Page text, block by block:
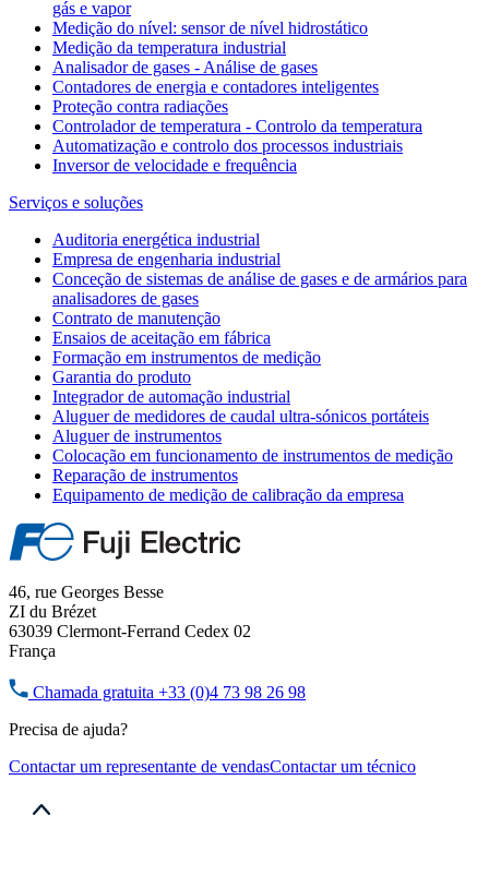
gás e vapor
Medição do nível: sensor de nível hidrostático
Medição da temperatura industrial
Analisador de gases - Análise de gases
Contadores de energia e contadores inteligentes
Proteção contra radiações
Controlador de temperatura - Controlo da temperatura
Automatização e controlo dos processos industriais
Inversor de velocidade e frequência
Serviços e soluções
Auditoria energética industrial
Empresa de engenharia industrial
Conceção de sistemas de análise de gases e de armários para
analisadores de gases
Contrato de manutenção
Ensaios de aceitação em fábrica
Formação em instrumentos de medição
Garantia do produto
Integrador de automação industrial
Aluguer de medidores de caudal ultra-sónicos portáteis
Aluguer de instrumentos
Colocação em funcionamento de instrumentos de medição
Reparação de instrumentos
Equipamento de medição de calibração da empresa
46, rue Georges Besse
ZI du Brézet
63039 Clermont-Ferrand Cedex 02
França
Chamada gratuita +33 (0)4 73 98 26 98
Precisa de ajuda?
Contactar um representante de vendasContactar um técnico